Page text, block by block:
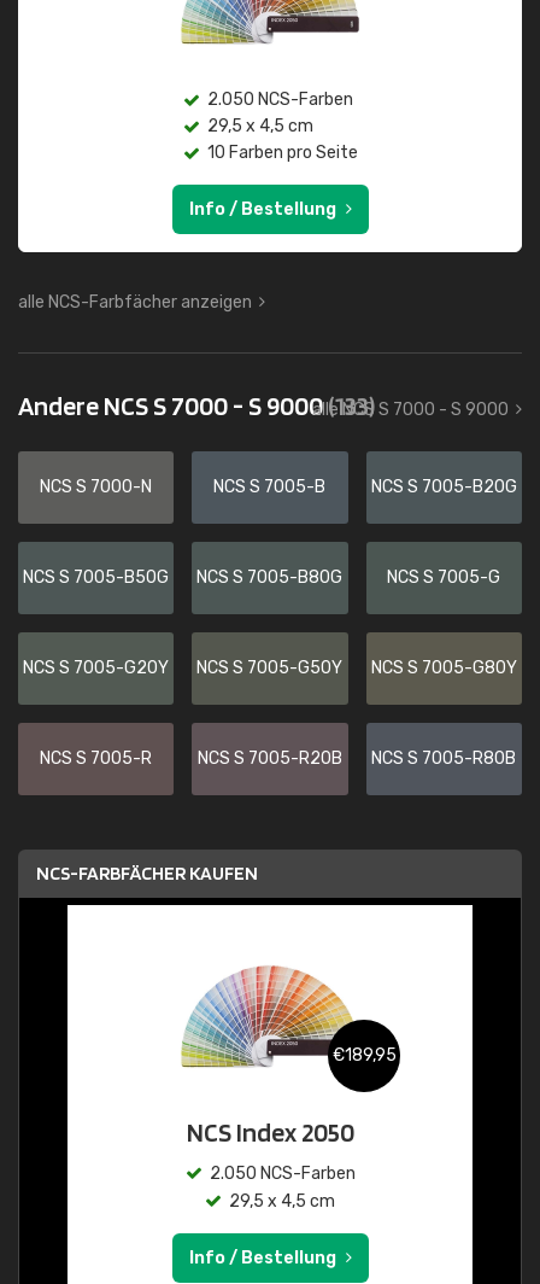
2.050 NCS-Farben
29,5 x 4,5 cm
10 Farben pro Seite
Info / Bestellung
alle NCS-Farbfächer anzeigen
Andere NCS S 7000 - S 9000(133)
alle NCS S 7000 - S 9000
NCS S 7000-N NCS S 7005-B NCS S 7005-B20G
NCS S 7005-B50G NCS S 7005-B80G NCS S 7005-G
NCS S 7005-G20Y NCS S 7005-G50Y NCS S 7005-G80Y
NCS S 7005-R NCS S 7005-R20B NCS S 7005-R80B
NCS-FARBFÄCHER KAUFEN
€189,95
NCS Index 2050
2.050 NCS-Farben
29,5 x 4,5 cm
Info / Bestellung